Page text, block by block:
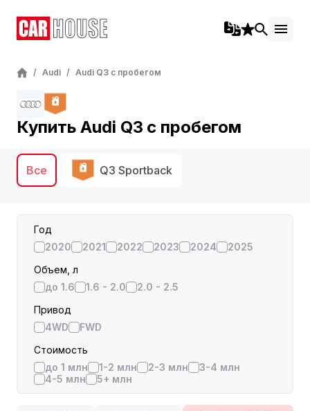
/ Audi / Audi Q3 с пробегом
Купить Audi Q3 c пробегом
Все Q3 Sportback
Год
2020
2021 2022 2023 2024
2025
Объем, л
до 1.6
1.6 - 2.0
2.0 - 2.5
Привод
4WD
FWD
Стоимость
до 1 млн
1-2 млн 2-3 млн
3-4 млн
4-5 млн
5+ млн